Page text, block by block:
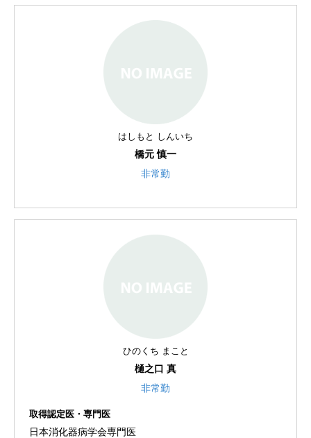
はしもと しんいち
橋元 慎一
非常勤
ひのくち まこと
樋之口 真
非常勤
取得認定医・専門医
日本消化器病学会専門医